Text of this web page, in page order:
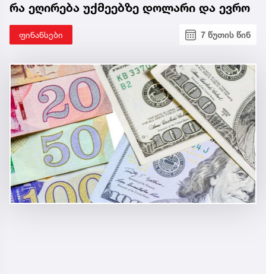
რა ეღირება უქმეებზე დოლარი და ევრო
ფინანსები 7 წუთის წინ